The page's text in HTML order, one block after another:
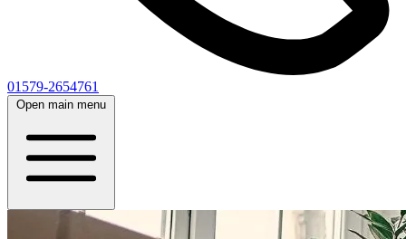
01579-2654761
Open main menu